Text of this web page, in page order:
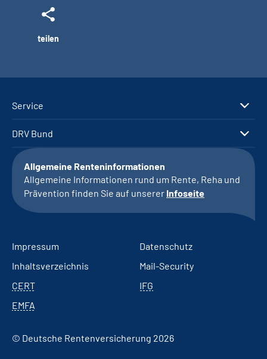
teilen
Service
DRV Bund
Allgemeine Renteninformationen
Allgemeine Informationen rund um Rente, Reha und
Prävention finden Sie auf unserer Infoseite
Impressum
Datenschutz
Inhaltsverzeichnis
Mail-Security
CERT
IFG
EMFA
© Deutsche Rentenversicherung 2026